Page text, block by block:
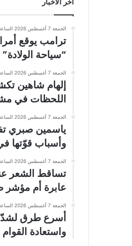
الجمعة 7 أغسطس 2026 الساعة 5:31 ص
ترامب يوقع
“سياحة الولادة”
الجمعة 7 أغسطس 2026 الساعة 5:26 ص
إلهام شاهين
اللحظات في
الجمعة 7 أغسطس 2026 الساعة 5:24 ص
ياسمين صبري
وأسباب قوّتها
الجمعة 7 أغسطس 2026 الساعة 5:21 ص
تساقط الشعر
عابرة أم
الجمعة 7 أغسطس 2026 الساعة 5:19 ص
أسرع طرق لشدّ
واستعادة